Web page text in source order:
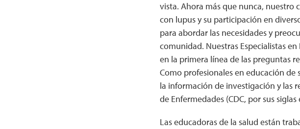
vista. Ahora más que nunca, nuestro
con lupus y su participación en
para abordar las necesidades y
comunidad. Nuestras Especialistas
en la primera línea de las preguntas
Como profesionales en educación de
la información de investigación y las
de Enfermedades (CDC, por sus
Las educadoras de la salud están